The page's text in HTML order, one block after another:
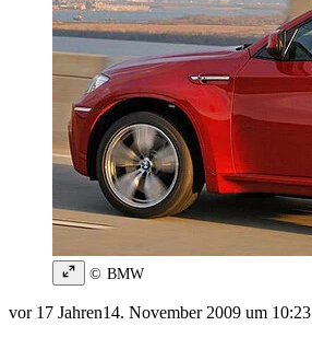
© BMW
vor 17 Jahren14. November 2009 um 10:23